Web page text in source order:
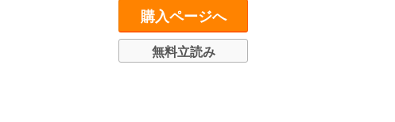
購入ページへ
無料立読み